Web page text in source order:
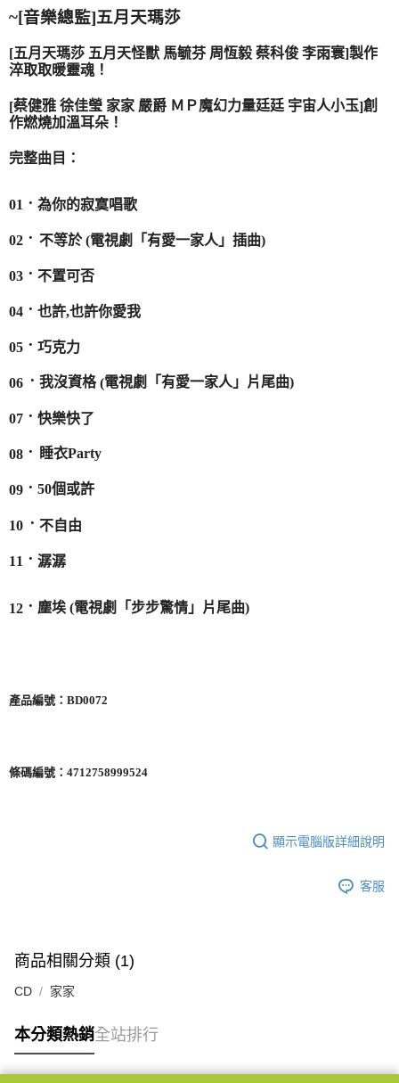
~[音樂總監]五月天瑪莎
[五月天瑪莎 五月天怪獸 馬毓芬 周恆毅 蔡科俊 李雨寰]製作
淬取取暖靈魂！
[蔡健雅 徐佳瑩 家家 嚴爵 ＭＰ魔幻力量廷廷 宇宙人小玉]創
作燃燒加溫耳朵！
完整曲目：
01 ． 為你的寂寞唱歌
02 ． 不等於 (電視劇「有愛一家人」插曲)
03 ． 不置可否
04 ． 也許,也許你愛我
05 ． 巧克力
06 ． 我沒資格 (電視劇「有愛一家人」片尾曲)
07 ． 快樂快了
08 ． 睡衣Party
09 ． 50個或許
10 ． 不自由
11 ． 潺潺
12 ． 塵埃 (電視劇「步步驚情」片尾曲)
產品編號： BD0072
條碼編號： 4712758999524
顯示電腦版詳細說明
客服
商品相關分類 (1)
CD 家家
本分類熱銷全站排行